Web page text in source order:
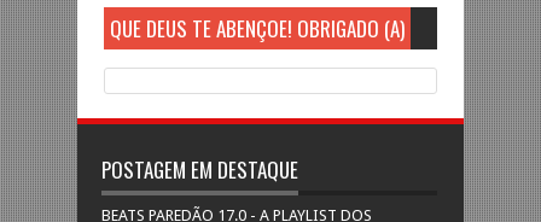
QUE DEUS TE ABENÇOE! OBRIGADO (A)
POSTAGEM EM DESTAQUE
BEATS PAREDÃO 17.0 - A PLAYLIST DOS